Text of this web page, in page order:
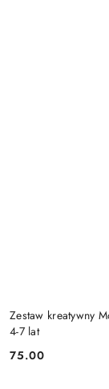
Zestaw kreatywny
4-7 lat
Cena:
75.00